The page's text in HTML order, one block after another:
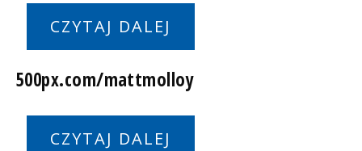
CZYTAJ DALEJ
500px.com/mattmolloy
CZYTAJ DALEJ